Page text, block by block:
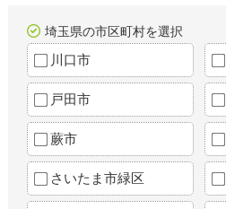
埼玉県の市区町村を選択
川口市
戸田市
蕨市
さいたま市緑区